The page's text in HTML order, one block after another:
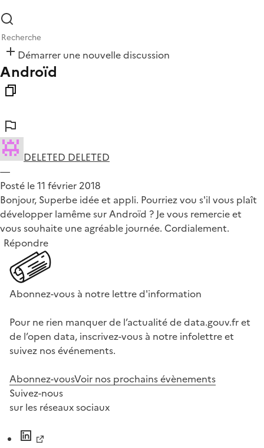
Démarrer une nouvelle discussion
Androïd
DELETED DELETED
—
Posté le 11 février 2018
Bonjour, Superbe idée et appli. Pourriez vou s'il vous plaît
développer lamême sur Androïd ? Je vous remercie et
vous souhaite une agréable journée. Cordialement.
Répondre
Abonnez-vous à notre lettre d'information
Pour ne rien manquer de l’actualité de data.gouv.fr et
de l’open data, inscrivez-vous à notre infolettre et
suivez nos événements.
Abonnez-vousVoir nos prochains évènements
Suivez-nous
sur les réseaux sociaux